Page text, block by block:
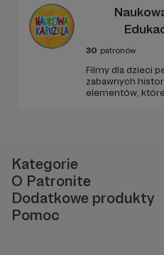
30 patronów
Filmy dla dzieci
zabawnych
elementów,
Kategorie
O Patronite
Dodatkowe produkty
Pomoc